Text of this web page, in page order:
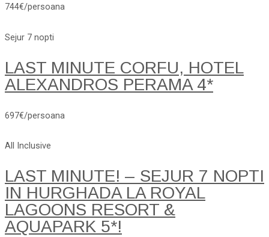
744€/persoana
Sejur 7 nopti
LAST MINUTE CORFU, HOTEL
ALEXANDROS PERAMA 4*
697€/persoana
All Inclusive
LAST MINUTE! – SEJUR 7 NOPTI
IN HURGHADA LA ROYAL
LAGOONS RESORT &
AQUAPARK 5*!